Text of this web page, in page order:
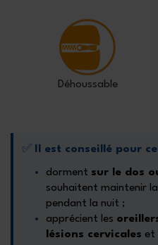
Déhoussable
✅ Il est conseillé pour
dorment sur le dos
souhaitent maintenir
pendant la nuit ;
apprécient les
lésions cervicales et